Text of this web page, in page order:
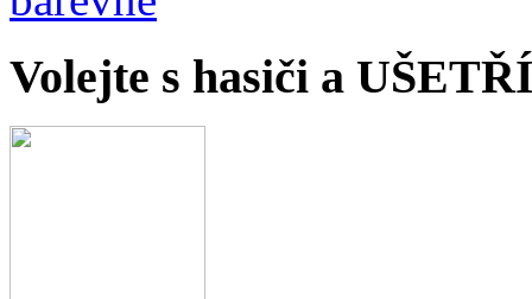
Volejte s hasiči a